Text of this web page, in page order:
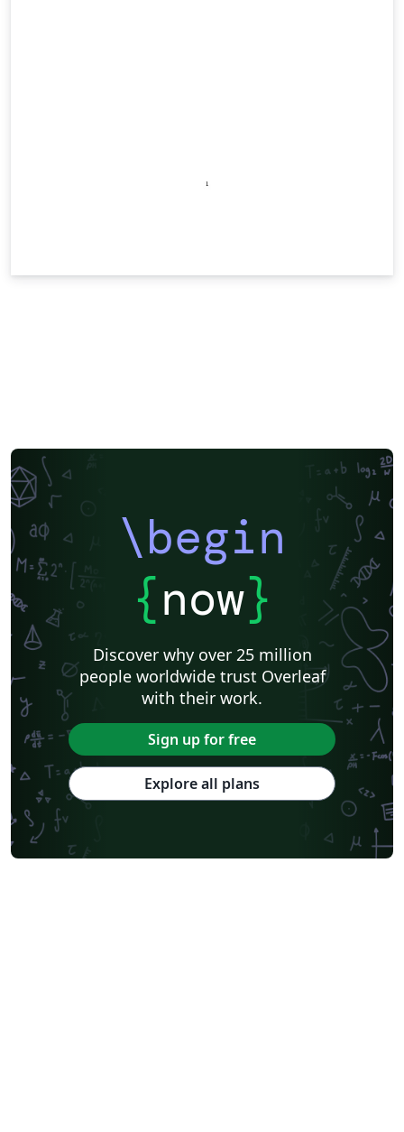
\begin
{now}
Discover why over 25 million
people worldwide trust Overleaf
with their work.
Sign up for free
Explore all plans